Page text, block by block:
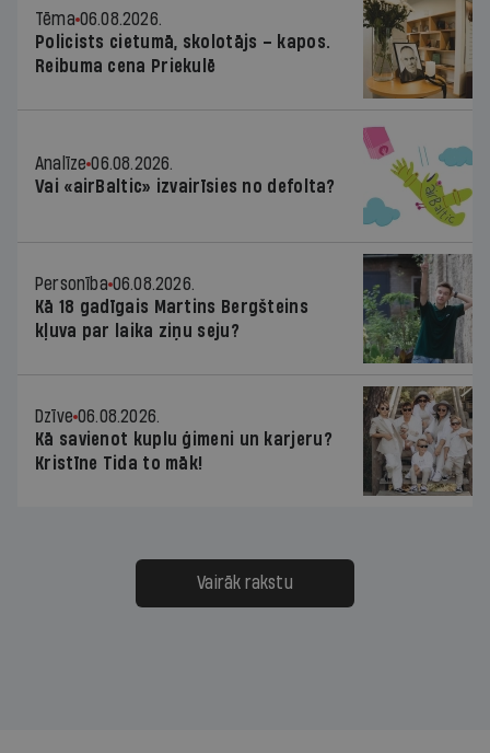
Tēma 06.08.2026.
Policists cietumā, skolotājs – kapos.
Reibuma cena Priekulē
Analīze 06.08.2026.
Vai «airBaltic» izvairīsies no defolta?
Personība 06.08.2026.
Kā 18 gadīgais Martins Bergšteins
kļuva par laika ziņu seju?
Dzīve 06.08.2026.
Kā savienot kuplu ģimeni un karjeru?
Kristīne Tida to māk!
Vairāk rakstu